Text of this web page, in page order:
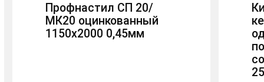
Профнастил СП 20/
МК20 оцинкованный
1150х2000 0,45мм